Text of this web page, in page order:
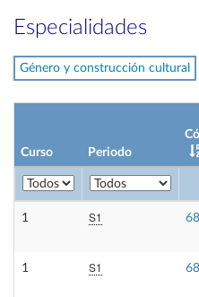
Especialidades
Género y construcción cultural
Curso Periodo
1 S1
1 S1